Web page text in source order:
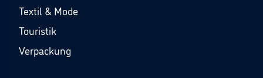
Textil & Mode
Touristik
Verpackung